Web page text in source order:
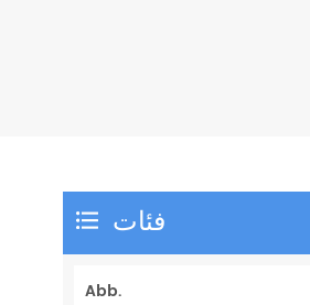
فئات
Abb.